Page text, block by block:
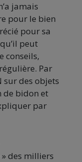
jamais
pour le bien
pour sa
peut
conseils,
Par
sur des objets
de bidon et
par
des milliers